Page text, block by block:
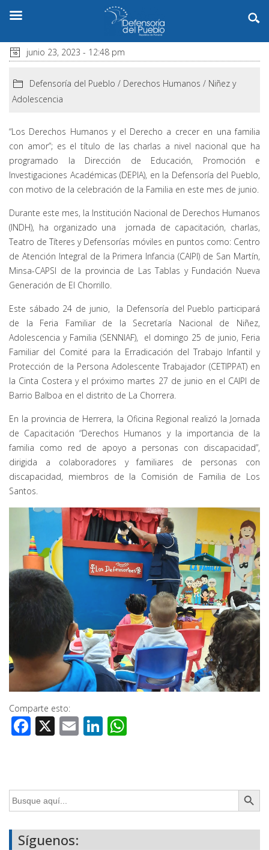
junio 23, 2023 - 12:48 pm
Defensoría del Pueblo / Derechos Humanos / Niñez y
Adolescencia
“Los Derechos Humanos y el Derecho a crecer en una familia
con amor”; es el título de las charlas a nivel nacional que ha
programado la Dirección de Educación, Promoción e
Investigaciones Académicas (DEPIA), en la Defensoría del Pueblo,
con motivo de la celebración de la Familia en este mes de junio.
Durante este mes, la Institución Nacional de Derechos Humanos
(INDH), ha organizado una jornada de capacitación, charlas,
Teatro de Títeres y Defensorías móviles en puntos como: Centro
de Atención Integral de la Primera Infancia (CAIPI) de San Martín,
Minsa-CAPSI de la provincia de Las Tablas y Fundación Nueva
Generación de El Chorrillo.
Este sábado 24 de junio, la Defensoría del Pueblo participará
de la Feria Familiar de la Secretaría Nacional de Niñez,
Adolescencia y Familia (SENNIAF), el domingo 25 de junio, Feria
Familiar del Comité para la Erradicación del Trabajo Infantil y
Protección de la Persona Adolescente Trabajador (CETIPPAT) en
la Cinta Costera y el próximo martes 27 de junio en el CAIPI de
Barrio Balboa en el distrito de La Chorrera.
En la provincia de Herrera, la Oficina Regional realizó la Jornada
de Capacitación “Derechos Humanos y la importancia de la
familia como red de apoyo a personas con discapacidad”,
dirigida a colaboradores y familiares de personas con
discapacidad, miembros de la Comisión de Familia de Los
Santos.
Comparte esto:
Facebook
X EmailLinkedIn
Buscar: Botón de
Síguenos: